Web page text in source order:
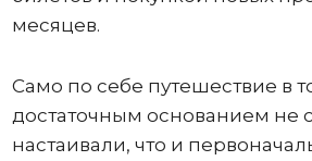
месяцев.
Само по себе путешествие в
достаточным основанием не
настаивали, что и